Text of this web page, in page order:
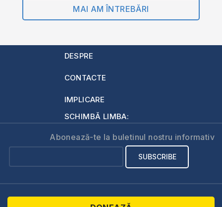
MAI AM ÎNTREBĂRI
DESPRE
CONTACTE
IMPLICARE
SCHIMBĂ LIMBA:
Abonează-te la buletinul nostru informativ